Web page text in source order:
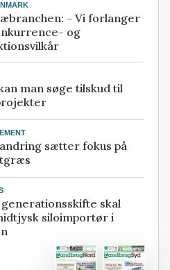
- Vi forlanger
og
man søge tilskud til
sætter fokus på
skal
siloimportør i